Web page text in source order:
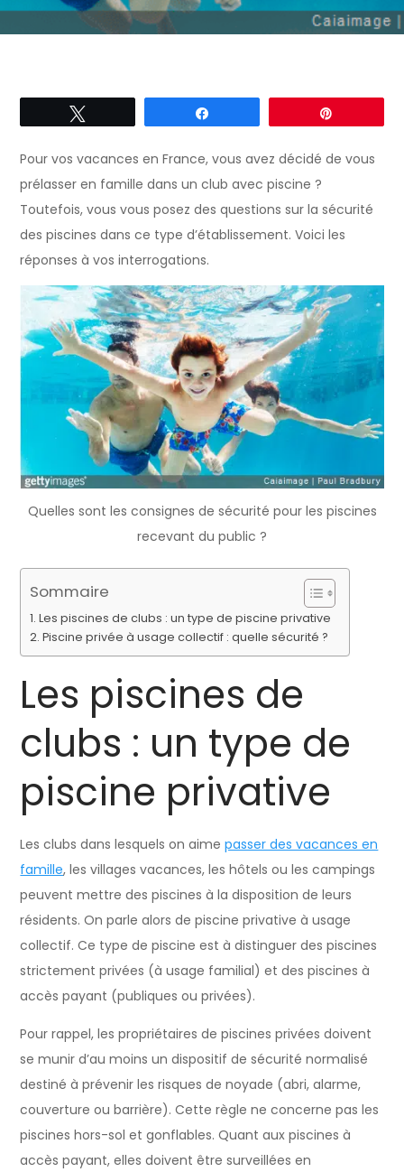
Pour vos vacances en France, vous avez décidé de vous
prélasser en famille dans un club avec piscine ?
Toutefois, vous vous posez des questions sur la sécurité
des piscines dans ce type d’établissement. Voici les
réponses à vos interrogations.
Quelles sont les consignes de sécurité pour les piscines
recevant du public ?
Sommaire
Les piscines de clubs : un type de piscine privative
Piscine privée à usage collectif : quelle sécurité ?
Les piscines de
clubs : un type de
piscine privative
Les clubs dans lesquels on aimepasser des vacances en
famille, les villages vacances, les hôtels ou les campings
peuvent mettre des piscines à la disposition de leurs
résidents. On parle alors de piscine privative à usage
collectif. Ce type de piscine est à distinguer des piscines
strictement privées (à usage familial) et des piscines à
accès payant (publiques ou privées).
Pour rappel, les propriétaires de piscines privées doivent
se munir d’au moins un dispositif de sécurité normalisé
destiné à prévenir les risques de noyade (abri, alarme,
couverture ou barrière). Cette règle ne concerne pas les
piscines hors-sol et gonflables. Quant aux piscines à
accès payant, elles doivent être surveillées en